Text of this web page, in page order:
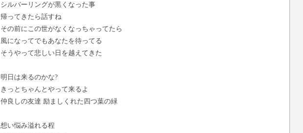
シルバーリングが黒くなった事
帰ってきたら話すね
その前にこの世がなくなっちゃってたら
風になってでもあなたを待ってる
そうやって悲しい日を越えてきた
明日は来るのかな?
きっとちゃんとやって来るよ
仲良しの友達 励ましくれた四つ葉の緑
想い悩み溢れる程